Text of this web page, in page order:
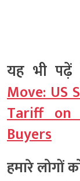
यह भी
Move: US
Tariff on
Buyers
हमारे लोगों